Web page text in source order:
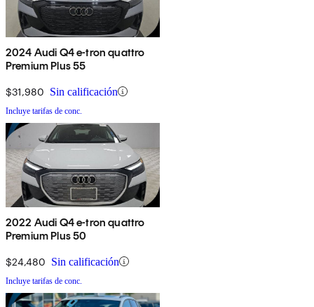
2024 Audi Q4 e-tron quattro
Premium Plus 55
$31,980 Sin calificación
Incluye tarifas de conc.
2022 Audi Q4 e-tron quattro
Premium Plus 50
$24,480 Sin calificación
Incluye tarifas de conc.